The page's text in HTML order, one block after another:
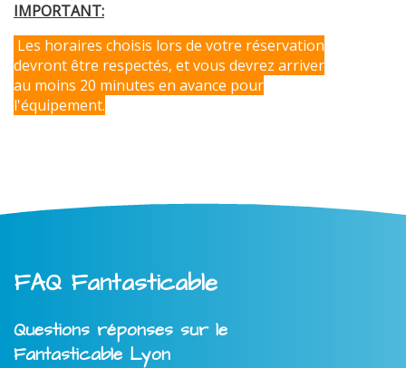
IMPORTANT:
Les horaires choisis lors de votre réservation
devront être respectés, et vous devrez arriver
au moins 20 minutes en avance pour
l'équipement.
FAQ Fantasticable
Questions réponses sur le
Fantasticable Lyon